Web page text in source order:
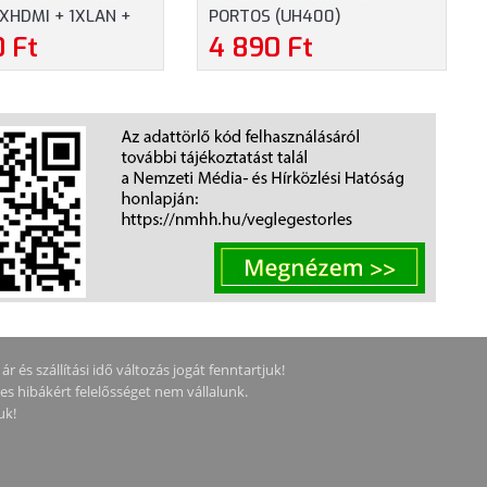
+ 1XLAN +
+ 1XUSB-C,
Ft
PORTOS (UH400)
4 890 Ft
és szállítási idő változás jogát fenntartjuk!
hibákért felelősséget nem vállalunk.